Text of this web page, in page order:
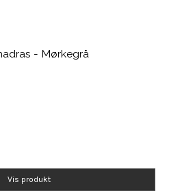
- Mørkegrå
Vis produkt